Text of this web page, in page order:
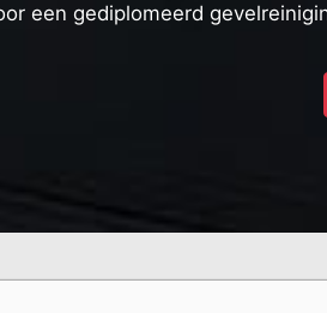
een gediplomeerd